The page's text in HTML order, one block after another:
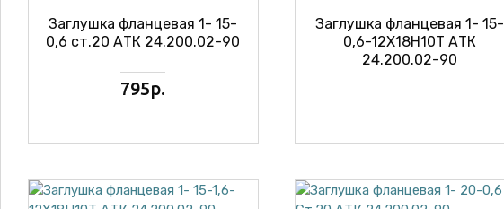
Заглушка фланцевая 1- 15-
0,6 ст.20 АТК 24.200.02-90
795р.
Заглушка фланцевая 1- 15-
0,6-12Х18Н10Т АТК
24.200.02-90